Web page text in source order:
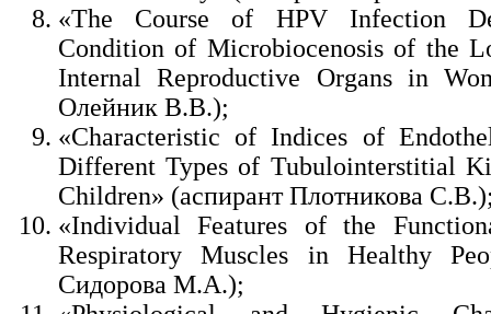
«The Course of HPV Infection
Condition of Microbiocenosis of the
Internal Reproductive Organs in
Олейник В.В.);
«Сharacteristic of Indices of
Different Types of Tubulointerstitial
Children» (аспирант Плотникова
«Individual Features of the
Respiratory Muscles in Healthy
Сидорова М.А.);